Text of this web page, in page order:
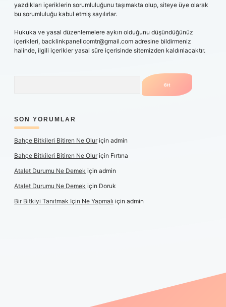
yazdıkları içeriklerin sorumluluğunu taşımakta olup, siteye üye olarak
bu sorumluluğu kabul etmiş sayılırlar.
Hukuka ve yasal düzenlemelere aykırı olduğunu düşündüğünüz
içerikleri, backlinkpanelicomtr@gmail.com adresine bildirmeniz
halinde, ilgili içerikler yasal süre içerisinde sitemizden kaldırılacaktır.
SON YORUMLAR
Bahçe Bitkileri Bitiren Ne Oluriçin admin
Bahçe Bitkileri Bitiren Ne Oluriçin Fırtına
Atalet Durumu Ne Demek için admin
Atalet Durumu Ne Demek için Doruk
Bir Bitkiyi Tanıtmak Için Ne Yapmalı için admin